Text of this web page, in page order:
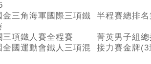
金三角海軍國際三項鐵
半程賽總排
三項鐵人賽全程賽
菁英男子組
全國運動會鐵人三項混
接力賽金牌